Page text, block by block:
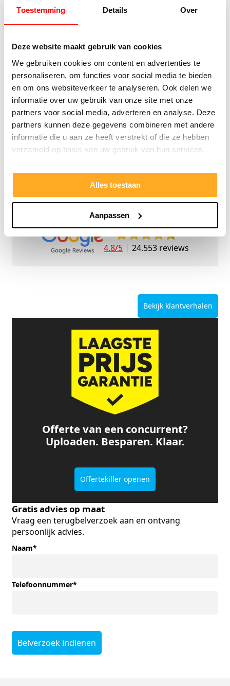
Toestemming Details Over
Deze website maakt gebruik van cookies
We gebruiken cookies om content en advertenties te
personaliseren, om functies voor social media te bieden
en om ons websiteverkeer te analyseren. Ook delen we
informatie over uw gebruik van onze site met onze
partners voor social media, adverteren en analyse. Deze
partners kunnen deze gegevens combineren met andere
informatie die u aan ze heeft verstrekt of die ze hebben
verzameld op basis van uw gebruik van hun services.
Alles toestaan
Aanpassen
meedenkend en tegemoetkomend
personeel! Bedankt!
9/10 5272 reviews
4.8/5 24.553 reviews
Bekijk klantverhalen
Offerte van een concurrent?
Uploaden. Besparen. Klaar.
Offertekiller openen
Gratis advies op maat
Vraag een terugbelverzoek aan en ontvang
persoonlijk advies.
Naam*
Telefoonnummer*
Belverzoek indienen